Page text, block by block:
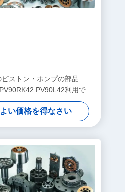
ピストン・ポンプの部品
PV90L42利用でき
ISOは証明します
い価格を得なさい